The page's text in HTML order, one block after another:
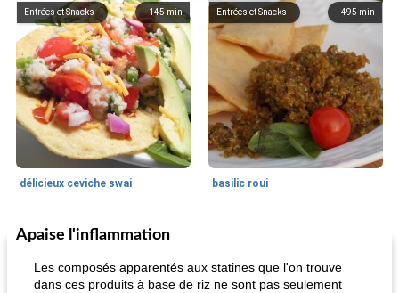
145 min
Entrées et Snacks
délicieux ceviche swai
495 min
Entrées et Snacks
basilic roui
65min
Déjeuner / Snacks
Apaise l'inflammation
Les composés apparentés aux statines que l'on trouve
dans ces produits à base de riz ne sont pas seulement